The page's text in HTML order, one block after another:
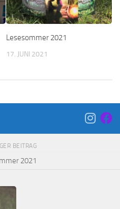
Lesesommer 2021
17. JUNI 2021
BEITRAG
2021